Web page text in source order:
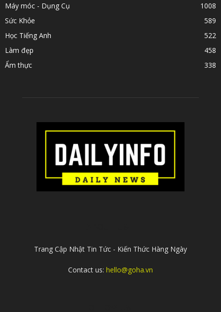
Máy móc - Dụng Cụ
1008
Sức Khỏe
589
Học Tiếng Anh
522
Làm đẹp
458
Ẩm thực
338
Trang Cập Nhật Tin Tức - Kiến Thức Hàng Ngày
Contact us: hello@goha.vn